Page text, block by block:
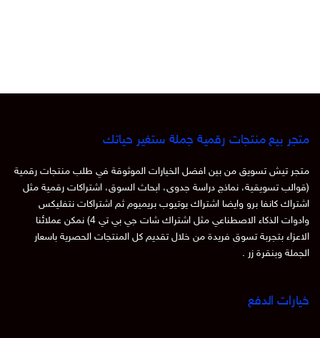
متجر بيع منتجات رقمية جملة ستغير حياتك
متجر تيش تسويق من بين افضل الخيارات الموثوقة في طلب منتجات رقمية
(قوالب تسويقية، نماذج دراسة جدوى، ابحاث السوق، اشتراكات رقمية مثل
اشتراك كانفا برو وايضا اشتراك يوتيوب بريميوم ثم اشتراكات نتفليكس
وادوات الذكاء الاصطناعي مثل اشتراك شات جي بي تي 4) نمكن عملائنا
الاعزاء بتجربة تسوق فريدة من خلال تقديم كل المنتجات الحصرية باسعار
الجملة وبنقرة زر .
خيارات الدفع